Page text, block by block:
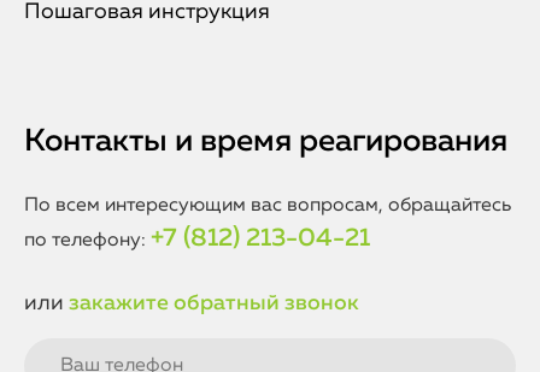
Пошаговая инструкция
Контакты и время реагирования
По всем интересующим вас вопросам, обращайтесь
по телефону: +7 (812) 213-04-21
или закажите обратный звонок